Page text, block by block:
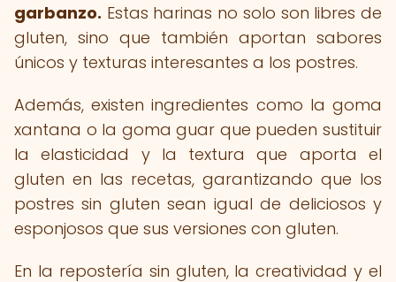
garbanzo. Estas harinas no solo son libres de
gluten, sino que también aportan sabores
únicos y texturas interesantes a los postres.
Además, existen ingredientes como la goma
xantana o la goma guar que pueden sustituir
la elasticidad y la textura que aporta el
gluten en las recetas, garantizando que los
postres sin gluten sean igual de deliciosos y
esponjosos que sus versiones con gluten.
En la repostería sin gluten, la creatividad y el